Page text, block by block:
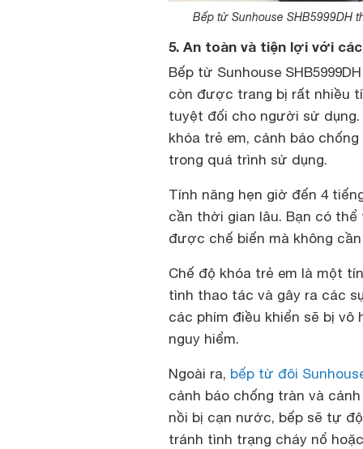
Bếp từ Sunhouse SHB5999DH
5. An toàn và tiện lợi với
Bếp từ Sunhouse
còn được trang bị rất nhiều
tuyệt đối cho người sử
khóa trẻ em, cảnh báo
trong quá trình sử dụng.
Tính năng hẹn giờ đến 4
cần thời gian lâu. Bạn có
được chế biến mà không
Chế độ khóa trẻ em là một
tình thao tác và gây ra các
các phím điều khiển sẽ bị vô
nguy hiểm.
Ngoài ra, bếp từ đôi
cảnh báo chống tràn và
nồi bị cạn nước, bếp sẽ tự
tránh tình trạng cháy nổ